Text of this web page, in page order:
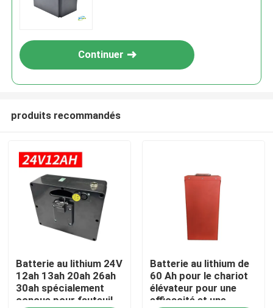
Maison
Produits
Au sujet de nous
Continuer
produits recommandés
Batterie au lithium 24V
12ah 13ah 20ah 26ah
30ah spécialement
conçue pour fauteuil
Batterie au lithium de
60 Ah pour le chariot
élévateur pour une
efficacité et une